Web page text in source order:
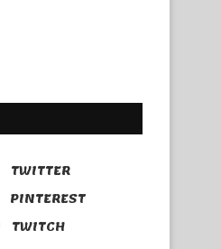
TWITTER
PINTEREST
TWITCH